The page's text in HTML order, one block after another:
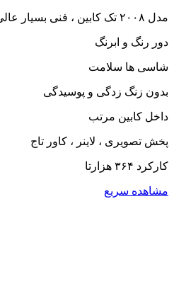
مدل ۲۰۰۸ تک کابین ، فنی بسیار عالی
دور رنگ و ابرنگ
شاسی ها سلامت
بدون زنگ زدگی و پوسیدگی
داخل کابین مرتب
پخش تصویری ، لاینر ، کاور تاج
کارکرد ۳۶۴ هزارتا
مشاهده سریع